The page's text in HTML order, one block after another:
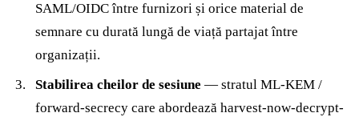
SAML/OIDC între furnizori și orice material de
semnare cu durată lungă de viață partajat între
organizații.
Stabilirea cheilor de sesiune — stratul ML-KEM /
forward-secrecy care abordează harvest-now-decrypt-